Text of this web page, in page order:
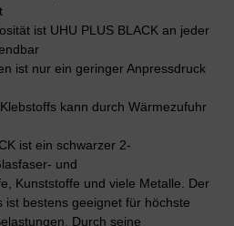
ist UHU PLUS BLACK an jeder
ist nur ein geringer Anpressdruck
kann durch Wärmezufuhr
ist ein schwarzer 2-
und
Kunststoffe und viele Metalle. Der
ist bestens geeignet für höchste
Durch seine